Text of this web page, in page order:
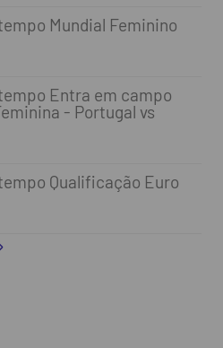
Mundial Feminino
Entra em campo
- Portugal vs
Qualificação Euro